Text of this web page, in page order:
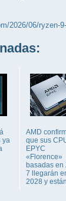
2026/06/ryzen-
ya
AMD
que sus
EPYC
«Florence»
basadas en
7 llegarán
2028 y están